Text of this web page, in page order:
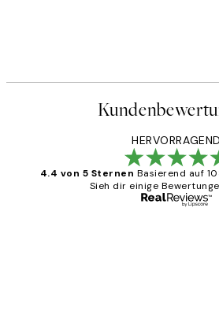
HERVORRAGEND
4.4 von 5 Sternen Basierend auf
Sieh dir einige